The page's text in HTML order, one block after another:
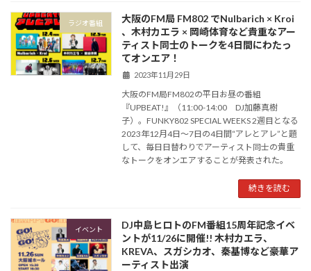
ラジオ番組
大阪のFM局 FM802 でNulbarich × Kroi
、木村カエラ × 岡崎体育など貴重なアー
ティスト同士のトークを4日間にわたっ
てオンエア！
2023年11月29日
大阪のFM局FM802の平日お昼の番組
『UPBEAT!』（11:00-14:00 DJ加藤真樹
子）。FUNKY802 SPECIAL WEEKS 2週目となる
2023年12月4日～7日の4日間“アレとアレ”と題
して、毎日日替わりでアーティスト同士の貴重
なトークをオンエアすることが発表された。
続きを読む
イベント
DJ中島ヒロトのFM番組15周年記念イベ
ントが11/26に開催!! 木村カエラ、
KREVA、スガシカオ、秦基博など豪華ア
ーティスト出演